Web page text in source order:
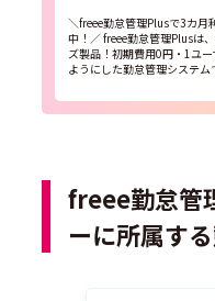
＼freee勤怠管理Plusで3カ月
中！／ freee勤怠管理Plusは
ズ製品！初期費用0円・1ユ
ようにした勤怠管理システムです。 ＜＜＜特徴＞＞＞ 【柔
freee勤怠管
ーに所属す